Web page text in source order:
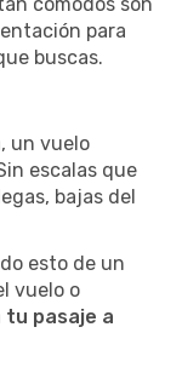
para
buscas.
un vuelo
escalas que
bajas del
esto de un
vuelo o
tu pasaje a